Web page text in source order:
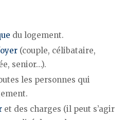
du logement.
(couple, célibataire,
senior…).
les personnes qui
et des charges (il peut s’agir